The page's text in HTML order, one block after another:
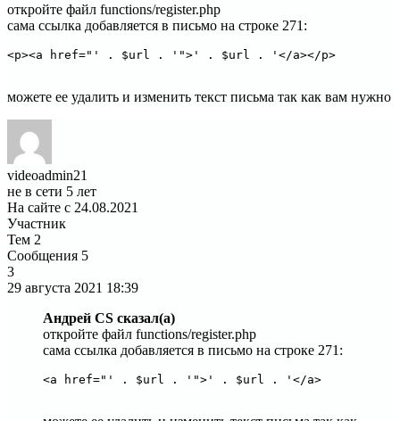
откройте файл functions/register.php
сама ссылка добавляется в письмо на строке 271:
<p><a href="' . $url . '">' . $url . '</a></p>
можете ее удалить и изменить текст письма так как вам нужно
videoadmin21
не в сети 5 лет
На сайте с 24.08.2021
Участник
Тем 2
Сообщения 5
3
29 августа 2021 18:39
Андрей CS сказал(а)
откройте файл functions/register.php
сама ссылка добавляется в письмо на строке 271: